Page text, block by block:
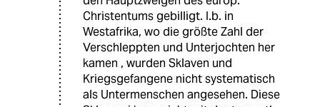
Christentums gebilligt. I.b. in
Westafrika, wo die größte Zahl der
Verschleppten und Unterjochten her
kamen , wurden Sklaven und
Kriegsgefangene nicht systematisch
als Untermenschen angesehen. Diese